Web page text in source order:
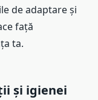
de adaptare și
față
ta.
și igienei